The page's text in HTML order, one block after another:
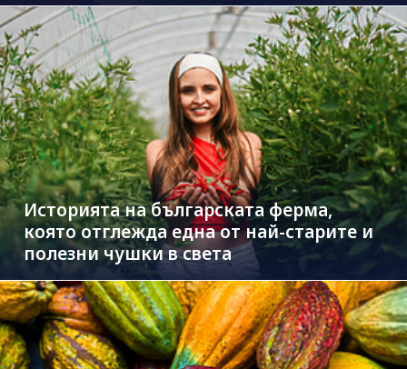
Историята на българската ферма,
която отглежда една от най-старите и
полезни чушки в света